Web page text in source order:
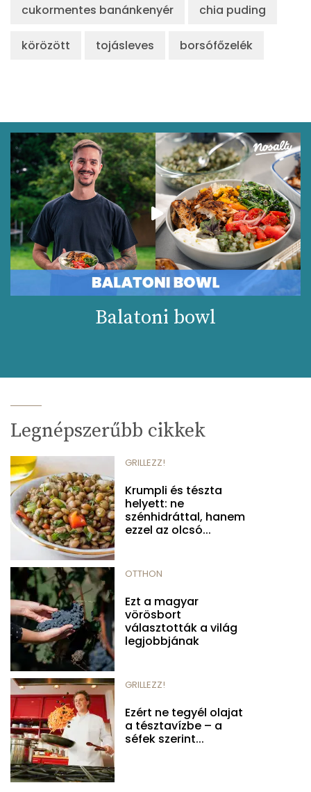
cukormentes banánkenyér chia puding
körözött tojásleves borsófőzelék
Balatoni bowl
Legnépszerűbb cikkek
GRILLEZZ!
Krumpli és tészta
helyett: ne
szénhidráttal, hanem
ezzel az olcsó...
OTTHON
Ezt a magyar
vörösbort
választották a világ
legjobbjának
GRILLEZZ!
Ezért ne tegyél olajat
a tésztavízbe – a
séfek szerint...